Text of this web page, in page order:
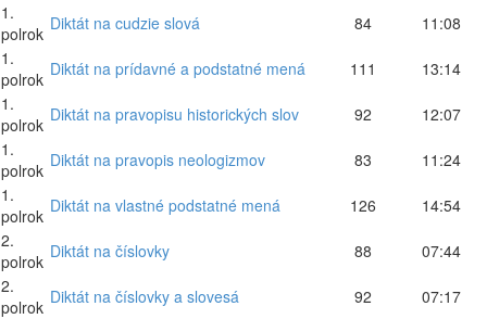
1.
polrok Diktát na cudzie slová 84
11:08
1.
polrok Diktát na prídavné a podstatné mená 111
13:14
1.
polrok Diktát na pravopisu historických slov 92
12:07
1.
polrok Diktát na pravopis neologizmov 83
11:24
1.
polrok Diktát na vlastné podstatné mená 126
14:54
2.
polrok Diktát na číslovky 88
07:44
2.
polrok Diktát na číslovky a slovesá 92
07:17